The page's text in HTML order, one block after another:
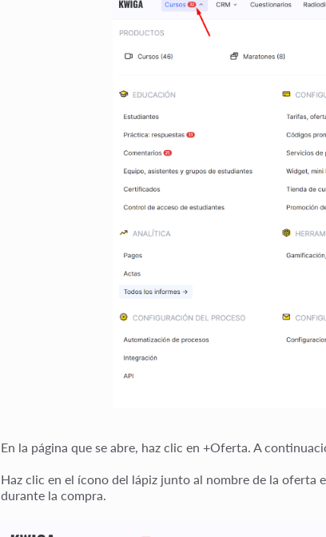
En la página que se abre, haz clic en +Oferta . A
Haz clic en el ícono del lápiz junto al nombre de la oferta
durante la compra.